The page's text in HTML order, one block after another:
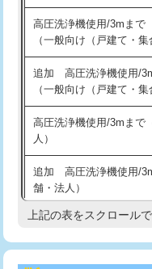
交換・取付(排水栓・排水
（P/S/ポップアップ））
交換・取付（その他部品
持込商品取付（単水栓）
持込商品取付（混合水栓
持込商品取付（浄水器・
持込商品取付（温水洗浄
持込商品取付（普通便
高圧洗浄機使用/3mまで
（一般向け（戸建て・集
追加 高圧洗浄機使用/
（一般向け（戸建て・集
高圧洗浄機使用/3mまで
人）
追加 高圧洗浄機使用/
舗・法人）
高度高圧洗浄換
上記の表をスクロール